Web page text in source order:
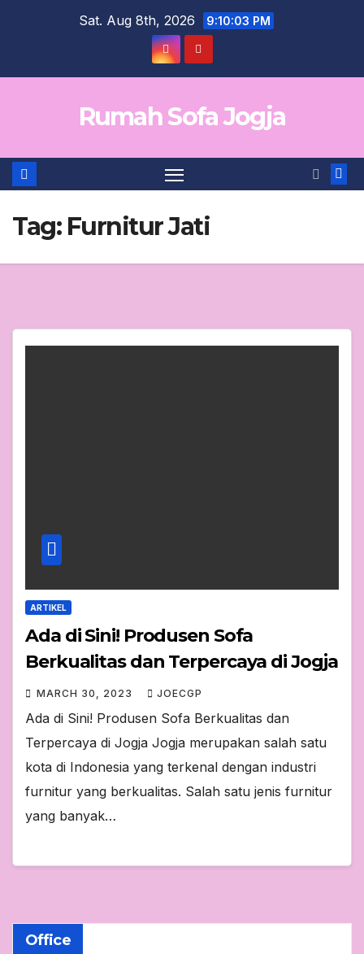
Sat. Aug 8th, 2026 9:10:04 PM
Rumah Sofa Jogja
Tag: Furnitur Jati
ARTIKEL
Ada di Sini! Produsen Sofa
Berkualitas dan Terpercaya di Jogja
MARCH 30, 2023 JOECGP
Ada di Sini! Produsen Sofa Berkualitas dan
Terpercaya di Jogja Jogja merupakan salah satu
kota di Indonesia yang terkenal dengan industri
furnitur yang berkualitas. Salah satu jenis furnitur
yang banyak…
Office